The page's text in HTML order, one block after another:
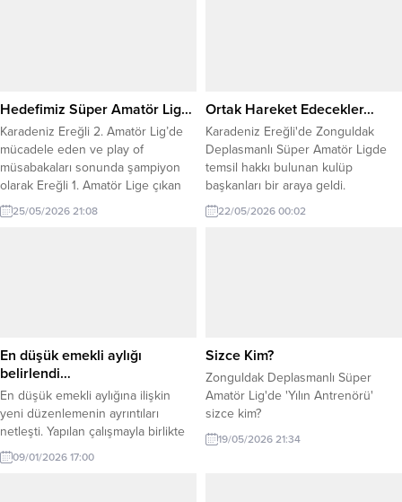
Hedefimiz Süper Amatör Lig…
Karadeniz Ereğli 2. Amatör Lig’de
mücadele eden ve play of
müsabakaları sonunda şampiyon
olarak Ereğli 1. Amatör Lige çıkan
Kdz Ereğli Spor (KES) Başkan Vekili
Can Yaman sezon sonu
25/05/2026 21:08
Ortak Hareket Edecekler…
Karadeniz Ereğli'de Zonguldak
Deplasmanlı Süper Amatör Ligde
temsil hakkı bulunan kulüp
başkanları bir araya geldi.
22/05/2026 00:02
En düşük emekli aylığı
belirlendi…
En düşük emekli aylığına ilişkin
yeni düzenlemenin ayrıntıları
netleşti. Yapılan çalışmayla birlikte
en düşük emekli aylığının 2026 yılı
Ocak ayından itibaren 20 bin liraya
09/01/2026 17:00
Sizce Kim?
Zonguldak Deplasmanlı Süper
Amatör Lig'de 'Yılın Antrenörü'
sizce kim?
19/05/2026 21:34